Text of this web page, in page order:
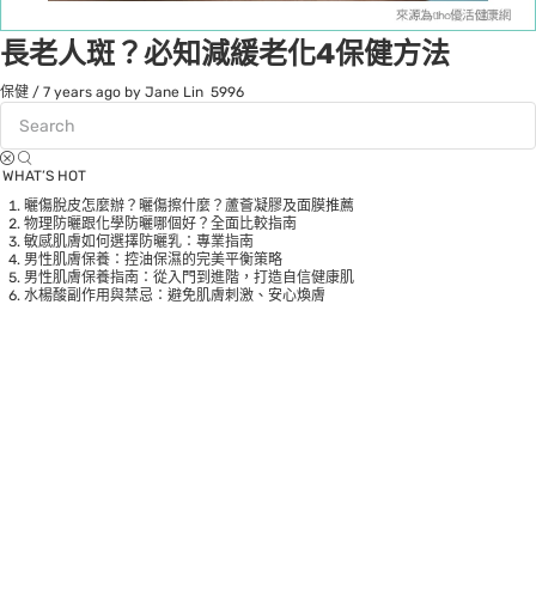
長老人斑？必知減緩老化4保健方法
保健 / 7 years ago by Jane Lin 5996
WHAT’S HOT
曬傷脫皮怎麼辦？曬傷擦什麼？蘆薈凝膠及面膜推薦
物理防曬跟化學防曬哪個好？全面比較指南
敏感肌膚如何選擇防曬乳：專業指南
男性肌膚保養：控油保濕的完美平衡策略
男性肌膚保養指南：從入門到進階，打造自信健康肌
水楊酸副作用與禁忌：避免肌膚刺激、安心煥膚